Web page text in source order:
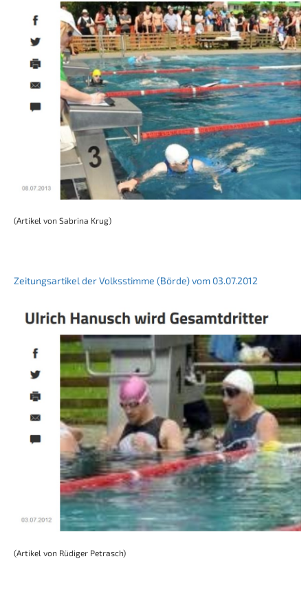
(Artikel von Sabrina Krug)
Zeitungsartikel der Volksstimme (Börde) vom 03.07.2012
(Artikel von Rüdiger Petrasch)